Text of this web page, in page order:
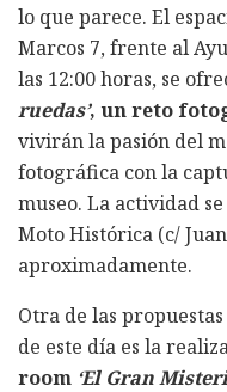
lo que parece. El
Marcos 7, frente al
las 12:00 horas, se
ruedas’, un reto
vivirán la pasión del
fotográfica con la
museo. La actividad
Moto Histórica (c/
aproximadamente.
Otra de las
de este día es la
room ‘El Gran